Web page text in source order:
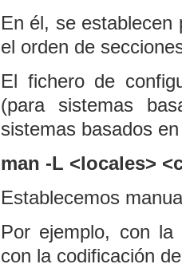
En él, se establecen
el orden de
El fichero de
(para sistemas
sistemas basados
man -L <locales>
Establecemos
Por ejemplo, con
con la codificación